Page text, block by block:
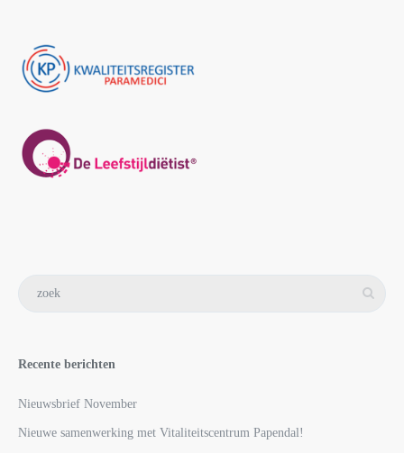
Recente berichten
Nieuwsbrief November
Nieuwe samenwerking met Vitaliteitscentrum Papendal!